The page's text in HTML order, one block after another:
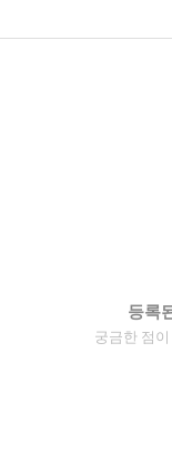
등록
궁금한 점